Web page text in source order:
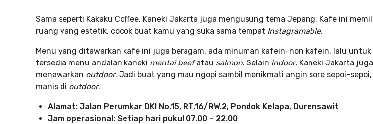
Sama seperti Kakaku Coffee, Kaneki Jakarta juga mengusung tema Jepang. Kafe ini
ruang yang estetik, cocok buat kamu yang suka sama tempat Instagramable.
Menu yang ditawarkan kafe ini juga beragam, ada minuman kafein-non kafein, lalu untuk
tersedia menu andalan kaneki mentai beefatau salmon. Selain indoor, Kaneki Jakarta juga
menawarkan outdoor. Jadi buat yang mau ngopi sambil menikmati angin sore sepoi-
manis di outdoor.
Alamat: Jalan Perumkar DKI No.15, RT.16/RW.2, Pondok Kelapa, Durensawit
Jam operasional: Setiap hari pukul 07.00 – 22.00